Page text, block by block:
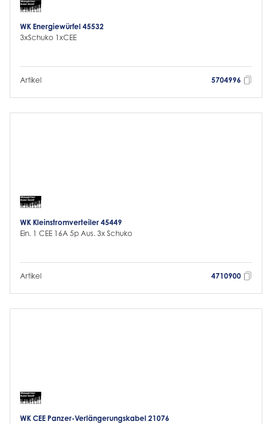
WK Energiewürfel 45532
3xSchuko 1xCEE
Artikel 5704996
WK Kleinstromverteiler 45449
Ein. 1 CEE 16A 5p Aus. 3x Schuko
Artikel 4710900
WK CEE Panzer-Verlängerungskabel 21076